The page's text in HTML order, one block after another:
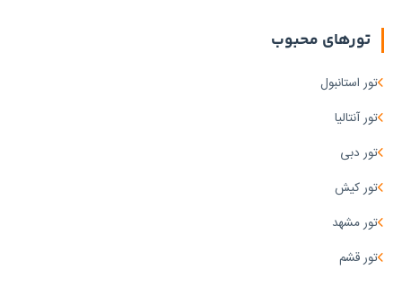
تورهای محبوب
تور استانبول
تور آنتالیا
تور دبی
تور کیش
تور مشهد
تور قشم